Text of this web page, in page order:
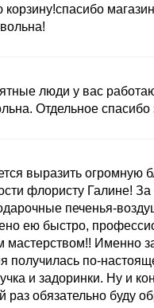
корзину!спасибо
люди у вас
Отдельное
выразить огромную
флористу Галине!
печенья-
ею быстро,
мастерством!! Именно
получилась по-
и задоринки. Ну и
раз обязательно буду